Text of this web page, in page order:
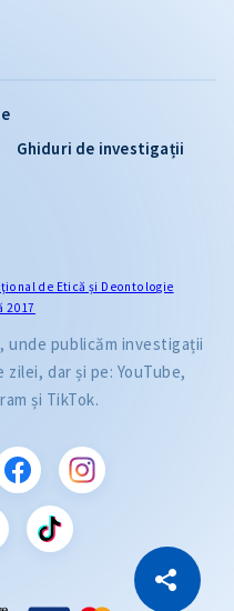
Copiază Link
Ghiduri de investigații
de Etică și Deontologie
2017
unde publicăm investigații
dar și pe: YouTube,
și TikTok.